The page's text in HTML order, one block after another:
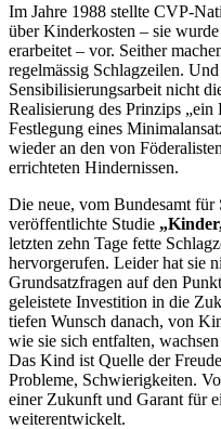
Im Jahre 1988 stellte CVP-
über Kinderkosten – sie
erarbeitet – vor. Seither
regelmässig Schlagzeilen.
Sensibilisierungsarbeit nicht
Realisierung des Prinzips
Festlegung eines
wieder an den von
errichteten Hindernissen.
Die neue, vom Bundesamt
veröffentlichte Studie
letzten zehn Tage fette
hervorgerufen. Leider hat sie
Grundsatzfragen auf den
geleistete Investition in die
tiefen Wunsch danach, von
wie sie sich entfalten,
Das Kind ist Quelle der
Probleme, Schwierigkeiten.
einer Zukunft und Garant für
weiterentwickelt.